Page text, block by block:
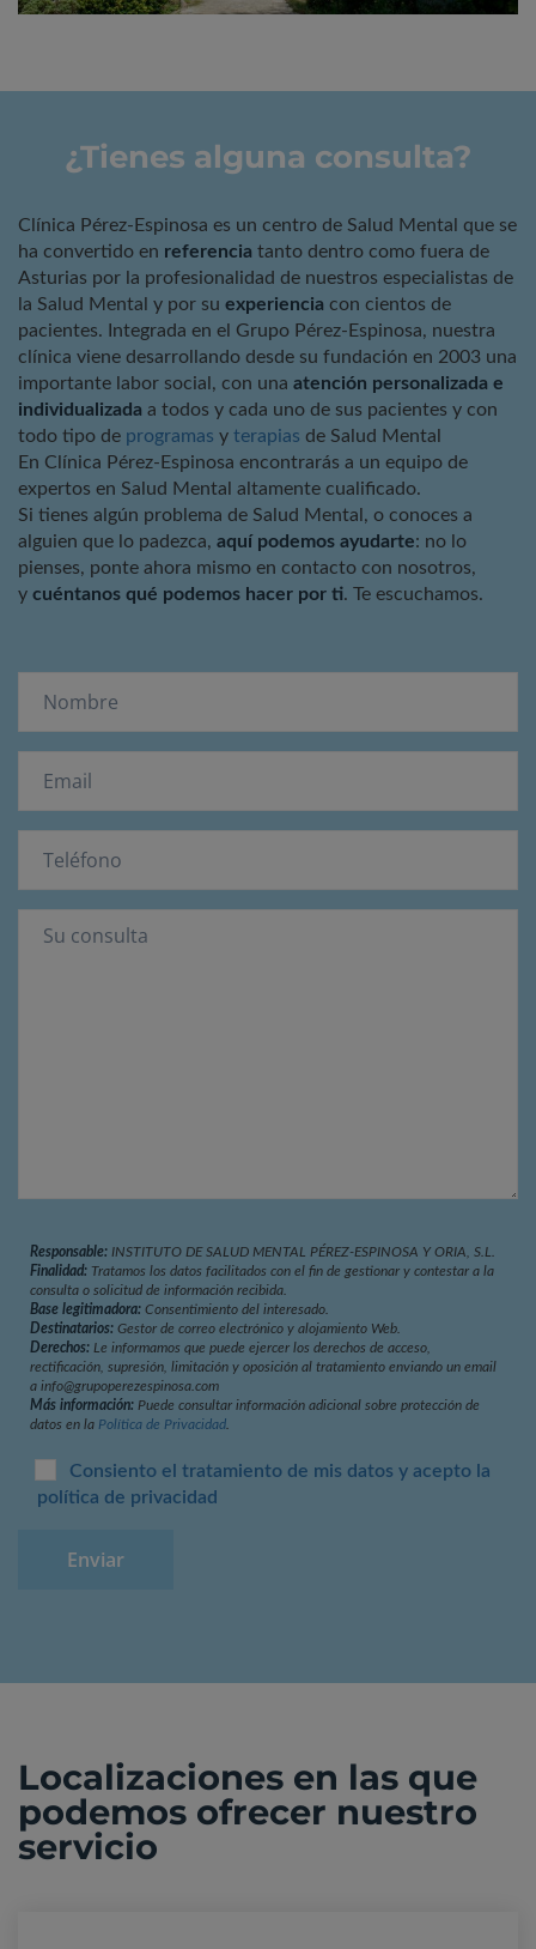
¿Tienes alguna consulta?
Clínica Pérez-Espinosa es un centro de Salud Mental que se
ha convertido en referencia tanto dentro como fuera de
Asturias por la profesionalidad de nuestros especialistas de
la Salud Mental y por su experiencia con cientos de
pacientes. Integrada en el Grupo Pérez-Espinosa, nuestra
clínica viene desarrollando desde su fundación en 2003 una
importante labor social, con una atención personalizada e
individualizada a todos y cada uno de sus pacientes y con
todo tipo de programas y terapias de Salud Mental
En Clínica Pérez-Espinosa encontrarás a un equipo de
expertos en Salud Mental altamente cualificado.
Si tienes algún problema de Salud Mental, o conoces a
alguien que lo padezca, aquí podemos ayudarte: no lo
pienses, ponte ahora mismo en contacto con nosotros,
y cuéntanos qué podemos hacer por ti. Te escuchamos.
Responsable: INSTITUTO DE SALUD MENTAL PÉREZ-ESPINOSA Y ORIA, S.L.
Finalidad: Tratamos los datos facilitados con el fin de gestionar y contestar a la
consulta o solicitud de información recibida.
Base legitimadora: Consentimiento del interesado.
Destinatarios: Gestor de correo electrónico y alojamiento Web.
Derechos: Le informamos que puede ejercer los derechos de acceso,
rectificación, supresión, limitación y oposición al tratamiento enviando un email
a info@grupoperezespinosa.com
Más información: Puede consultar información adicional sobre protección de
datos en la Política de Privacidad
Consiento el tratamiento de mis datos y acepto la
política de privacidad
Localizaciones en las que
podemos ofrecer nuestro
servicio